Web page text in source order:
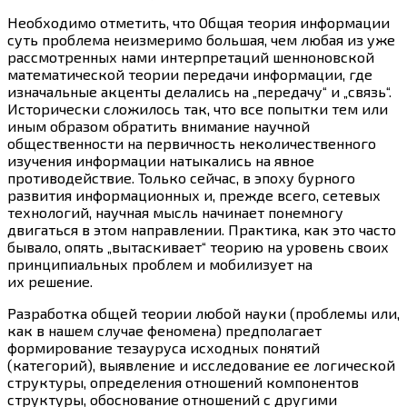
Необходимо отметить, что Общая теория информации
суть проблема неизмеримо большая, чем любая из уже
рассмотренных нами интерпретаций шенноновской
математической теории передачи информации, где
изначальные акценты делались на „передачу“ и „связь“.
Исторически сложилось так, что все попытки тем или
иным образом обратить внимание научной
общественности на первичность неколичественного
изучения информации натыкались на явное
противодействие. Только сейчас, в эпоху бурного
развития информационных и, прежде всего, сетевых
технологий, научная мысль начинает понемногу
двигаться в этом направлении. Практика, как это часто
бывало, опять „вытаскивает“ теорию на уровень своих
принципиальных проблем и мобилизует на
их решение.
Разработка общей теории любой науки (проблемы или,
как в нашем случае феномена) предполагает
формирование тезауруса исходных понятий
(категорий), выявление и исследование ее логической
структуры, определения отношений компонентов
структуры, обоснование отношений с другими